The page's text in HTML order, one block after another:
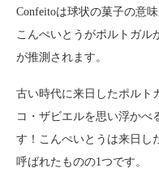
Confeitoは球状の菓子の意
こんぺいとうがポルトガル
が推測されます。
古い時代に来日したポルト
コ・ザビエルを思い浮かべ
す！こんぺいとうは来日し
呼ばれたものの1つです。